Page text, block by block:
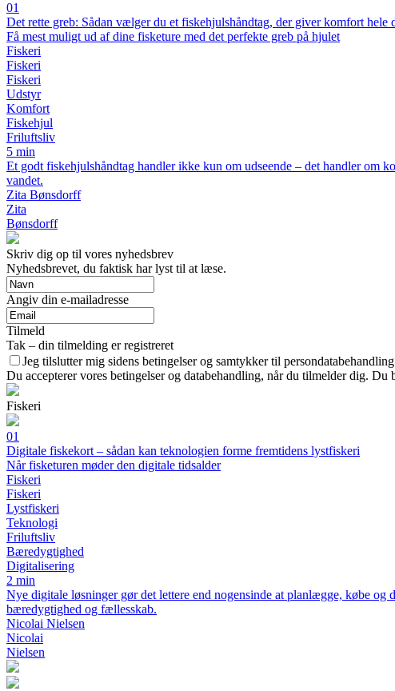
01
Det rette greb: Sådan vælger du et fiskehjulshåndtag, der giver komfort hele
Få mest muligt ud af dine fisketure med det perfekte greb på hjulet
Fiskeri
Fiskeri
Fiskeri
Udstyr
Komfort
Fiskehjul
Friluftsliv
5 min
Et godt fiskehjulshåndtag handler ikke kun om udseende – det handler om
vandet.
Zita Bønsdorff
Zita
Bønsdorff
Skriv dig op til vores nyhedsbrev
Nyhedsbrevet, du faktisk har lyst til at læse.
Angiv din e-mailadresse
Tilmeld
Tak – din tilmelding er registreret
Jeg tilslutter mig sidens betingelser og samtykker til
Du accepterer vores betingelser og databehandling, når du tilmelder dig. Du
Fiskeri
01
Digitale fiskekort – sådan kan teknologien forme fremtidens lystfiskeri
Når fisketuren møder den digitale tidsalder
Fiskeri
Fiskeri
Lystfiskeri
Teknologi
Friluftsliv
Bæredygtighed
Digitalisering
2 min
Nye digitale løsninger gør det lettere end nogensinde at planlægge, købe
bæredygtighed og fællesskab.
Nicolai Nielsen
Nicolai
Nielsen